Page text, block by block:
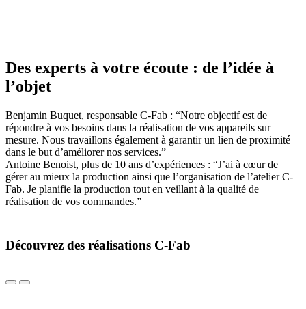
Des experts à votre écoute : de l’idée à
l’objet
Benjamin Buquet, responsable C-Fab : “Notre objectif est de
répondre à vos besoins dans la réalisation de vos appareils sur
mesure. Nous travaillons également à garantir un lien de proximité
dans le but d’améliorer nos services.”
Antoine Benoist, plus de 10 ans d’expériences : “J’ai à cœur de
gérer au mieux la production ainsi que l’organisation de l’atelier C-
Fab. Je planifie la production tout en veillant à la qualité de
réalisation de vos commandes.”
Découvrez des réalisations C-Fab